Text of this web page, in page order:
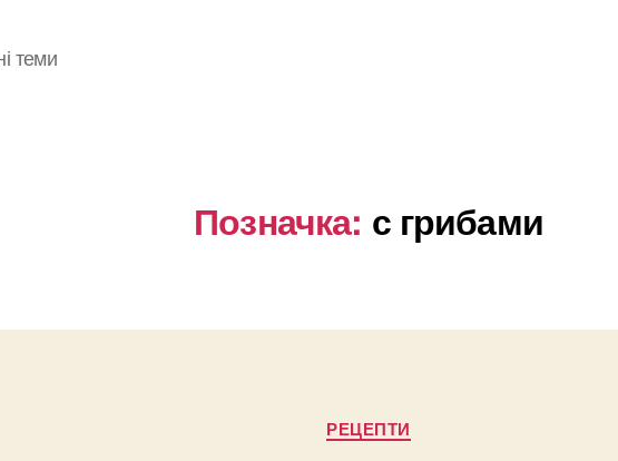
теми
Позначка: с грибами
Категорії
РЕЦЕПТИ